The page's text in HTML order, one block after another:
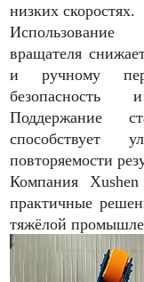
низких скоростях.
Использование
вращателя
и ручному
безопасность
Поддержание
повторяемости
Компания
практичные
тяжёлой